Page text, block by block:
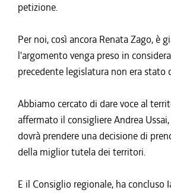
petizione.
Per noi, così ancora Renata Zago, è
l'argomento venga preso in
precedente legislatura non era stato
Abbiamo cercato di dare voce al
affermato il consigliere Andrea
dovrà prendere una decisione di
della miglior tutela dei territori.
E il Consiglio regionale, ha concluso